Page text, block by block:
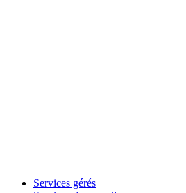
Services gérés